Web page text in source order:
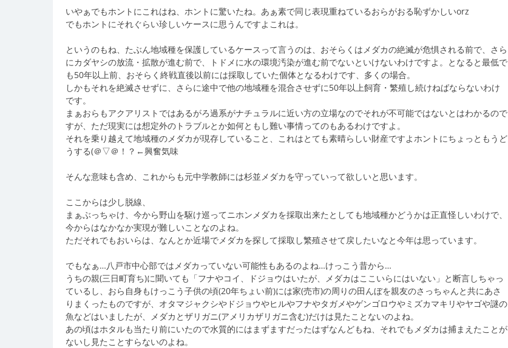
いやぁでもホントにこれはね、ホントに驚いたね。あぁ素で同じ表現重ねているおらがおる恥ずかしいorz
でもホントにそれぐらい珍しいケースに思うんですよこれは。
というのもね、たぶん地域種を保護しているケースって言うのは、おそらくはメダカの絶滅が危惧される前で、さら
にカダヤシの放流・拡散が進む前で、トドメに水の環境汚染が進む前でないといけないわけですよ。となると最低で
も50年以上前、おそらく終戦直後以前には採取していた個体となるわけです、多くの場合。
しかもそれを絶滅させずに、さらに途中で他の地域種を混合させずに50年以上飼育・繁殖し続けねばならないわけ
です。
まぁおらもアクアリストではあるがろ過系がナチュラルに近い方の立場なのでそれが不可能ではないとはわかるので
すが、ただ現実には想定外のトラブルとか如何ともし難い事情ってのもあるわけですよ。
それを乗り越えて地域種のメダカが現存していること、これはとても素晴らしい財産ですよホントにちょっともうど
うする(＠▽＠！？←興奮気味
そんな意味も含め、これからも元中学教師には杉並メダカを守っていって欲しいと思います。
ここからは少し脱線、
まぁぶっちゃけ、今から野山を駆け巡ってニホンメダカを採取出来たとしても地域種かどうかは正直怪しいわけで、
今からはなかなか実現が難しいことなのよね。
ただそれでもおいらは、なんとか近場でメダカを探して採取し繁殖させて戻したいなと今年は思っています。
でもなぁ…八戸市中心部ではメダカっていない可能性もあるのよね…けっこう昔から…
うちの親(三日町育ち)に聞いても「フナやコイ、ドジョウはいたが、メダカはここいらにはいない」と断言しちゃっ
ているし、おら自身もけっこう子供の頃(20年ちょい前)には家(売市)の周りの田んぼを親友のさっちゃんと共にあさ
りまくったものですが、オタマジャクシやドジョウやヒルやフナやタガメやゲンゴロウやミズカマキリやヤゴや謎の
魚などはいましたが、メダカとザリガニ(アメリカザリガニ含む)だけは見たことないのよね。
あの頃はホタルも当たり前にいたので水質的にはまずますだったはずなんどもね、それでもメダカは捕まえたことが
ないし見たことすらないのよね。